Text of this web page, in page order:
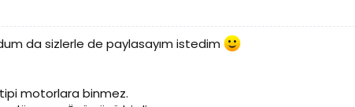
da sizlerle de paylasayım istedim
motorlara binmez.